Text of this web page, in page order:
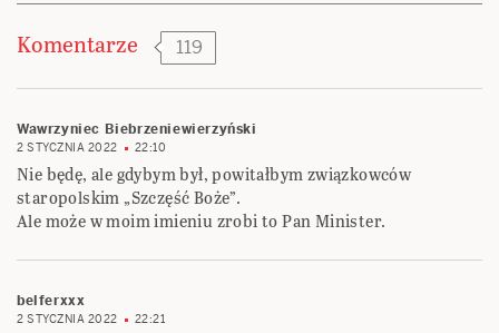
Komentarze 119
Wawrzyniec Biebrzeniewierzyński
2 STYCZNIA 2022 22:10
Nie będę, ale gdybym był, powitałbym związkowców
staropolskim „Szczęść Boże”.
Ale może w moim imieniu zrobi to Pan Minister.
belferxxx
2 STYCZNIA 2022 22:21